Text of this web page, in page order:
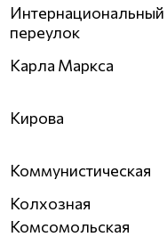
Интернациональный
переулок
Карла Маркса
Кирова
Коммунистическая
Колхозная
Комсомольская